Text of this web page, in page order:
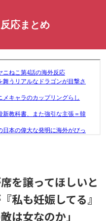
応まとめ
を譲ってほしいと
私も妊娠してる』
は女なのか」